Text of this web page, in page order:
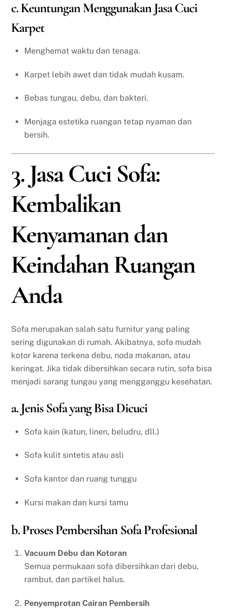
c. Keuntungan Menggunakan Jasa Cuci
Karpet
Menghemat waktu dan tenaga.
Karpet lebih awet dan tidak mudah kusam.
Bebas tungau, debu, dan bakteri.
Menjaga estetika ruangan tetap nyaman dan
bersih.
3. Jasa Cuci Sofa:
Kembalikan
Kenyamanan dan
Keindahan Ruangan
Anda
Sofa merupakan salah satu furnitur yang paling
sering digunakan di rumah. Akibatnya, sofa mudah
kotor karena terkena debu, noda makanan, atau
keringat. Jika tidak dibersihkan secara rutin, sofa bisa
menjadi sarang tungau yang mengganggu kesehatan.
a. Jenis Sofa yang Bisa Dicuci
Sofa kain (katun, linen, beludru, dll.)
Sofa kulit sintetis atau asli
Sofa kantor dan ruang tunggu
Kursi makan dan kursi tamu
b. Proses Pembersihan Sofa Profesional
Vacuum Debu dan Kotoran
Semua permukaan sofa dibersihkan dari debu,
rambut, dan partikel halus.
Penyemprotan Cairan Pembersih